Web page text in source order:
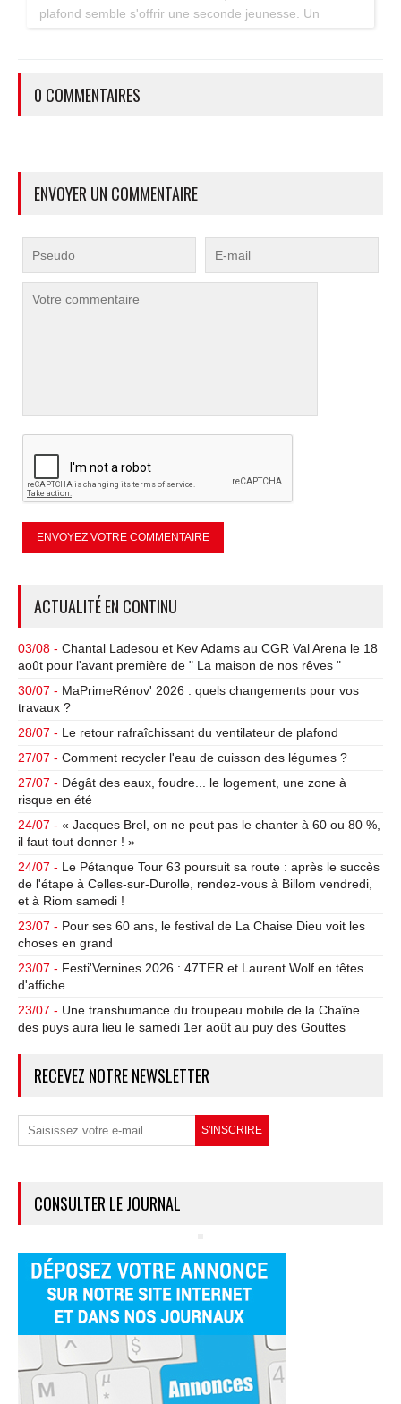
plafond semble s'offrir une seconde jeunesse. Un
0 COMMENTAIRES
ENVOYER UN COMMENTAIRE
ACTUALITÉ EN CONTINU
03/08 - Chantal Ladesou et Kev Adams au CGR Val Arena le 18
août pour l'avant première de " La maison de nos rêves "
30/07 - MaPrimeRénov' 2026 : quels changements pour vos
travaux ?
28/07 - Le retour rafraîchissant du ventilateur de plafond
27/07 - Comment recycler l'eau de cuisson des légumes ?
27/07 - Dégât des eaux, foudre... le logement, une zone à
risque en été
24/07 - « Jacques Brel, on ne peut pas le chanter à 60 ou 80 %,
il faut tout donner ! »
24/07 - Le Pétanque Tour 63 poursuit sa route : après le succès
de l'étape à Celles-sur-Durolle, rendez-vous à Billom vendredi,
et à Riom samedi !
23/07 - Pour ses 60 ans, le festival de La Chaise Dieu voit les
choses en grand
23/07 - Festi'Vernines 2026 : 47TER et Laurent Wolf en têtes
d'affiche
23/07 - Une transhumance du troupeau mobile de la Chaîne
des puys aura lieu le samedi 1er août au puy des Gouttes
RECEVEZ NOTRE NEWSLETTER
CONSULTER LE JOURNAL